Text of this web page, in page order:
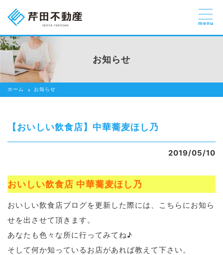
売りたい
貸したい方
借りたい
芹田不動産の強み
スタッフ紹介
会社紹介
ブログ
menu
お知らせ
ホーム お知らせ
【おいしい飲食店】中華蕎麦ほし乃
2019/05/10
おいしい飲食店 中華蕎麦ほし乃
おいしい飲食店ブログを更新した際には、こちらにお知ら
せを出させて頂きます。
あなたも色々な所に行ってみてね♪
そして何か知っているお店があれば教えて下さい。